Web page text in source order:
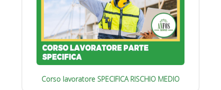
Corso lavoratore SPECIFICA RISCHIO MEDIO